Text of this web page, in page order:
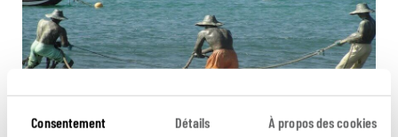
Consentement Détails À propos des cookies